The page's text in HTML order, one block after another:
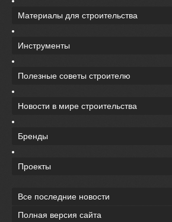
Материалы для строительства
Инструменты
Полезные советы строителю
Новости в мире строительства
Бренды
Проекты
Все последние новости
Полная версия сайта